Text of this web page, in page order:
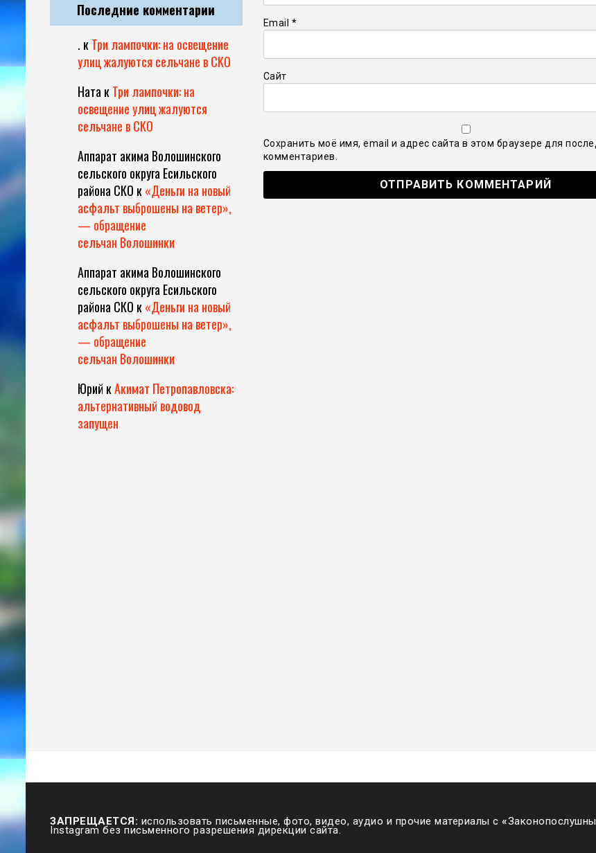
Email *
Сайт
Сохранить моё имя, email и адрес сайта в этом браузере для
комментариев.
Последние комментарии
. кТри лампочки: на освещение
улиц жалуются сельчане в СКО
Ната кТри лампочки: на
освещение улиц жалуются
сельчане в СКО
Аппарат акима Волошинского
сельского округа Есильского
района СКО к«Деньги на новый
асфальт выброшены на ветер»,
— обращение
сельчан Волошинки
Аппарат акима Волошинского
сельского округа Есильского
района СКО к«Деньги на новый
асфальт выброшены на ветер»,
— обращение
сельчан Волошинки
Юрий кАкимат Петропавловска:
альтернативный водовод
запущен
ЗАПРЕЩАЕТСЯ: использовать письменные, фото, видео, аудио и прочие материалы с «
Instagram без письменного разрешения дирекции сайта.